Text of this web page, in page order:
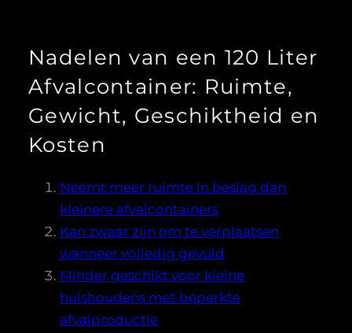
Nadelen van een 120 Liter
Afvalcontainer: Ruimte,
Gewicht, Geschiktheid en
Kosten
Neemt meer ruimte in beslag dan
kleinere afvalcontainers
Kan zwaar zijn om te verplaatsen
wanneer volledig gevuld
Minder geschikt voor kleine
huishoudens met beperkte
afvalproductie